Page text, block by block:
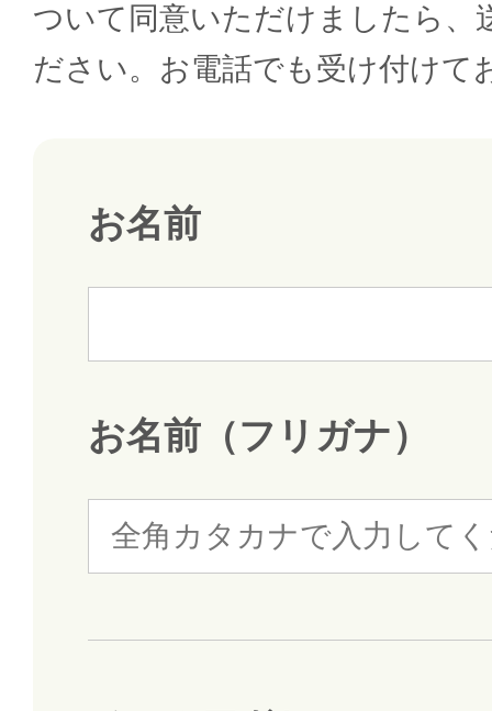
ついて同意いただけましたら、
ださい。お電話でも受け付けて
お名前
お名前（フリガナ）